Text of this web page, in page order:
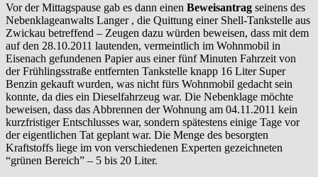
Vor der Mittagspause gab es dann einen Beweisantrag seinens des
Nebenklageanwalts Langer , die Quittung einer Shell-Tankstelle aus
Zwickau betreffend – Zeugen dazu würden beweisen, dass mit dem
auf den 28.10.2011 lautenden, vermeintlich im Wohnmobil in
Eisenach gefundenen Papier aus einer fünf Minuten Fahrzeit von
der Frühlingsstraße entfernten Tankstelle knapp 16 Liter Super
Benzin gekauft wurden, was nicht fürs Wohnmobil gedacht sein
konnte, da dies ein Dieselfahrzeug war. Die Nebenklage möchte
beweisen, dass das Abbrennen der Wohnung am 04.11.2011 kein
kurzfristiger Entschlusses war, sondern spätestens einige Tage vor
der eigentlichen Tat geplant war. Die Menge des besorgten
Kraftstoffs liege im von verschiedenen Experten gezeichneten
“grünen Bereich” – 5 bis 20 Liter.